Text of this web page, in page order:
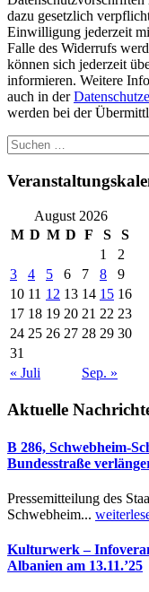
dazu gesetzlich
Einwilligung jederzeit
Falle des Widerrufs
können sich jederzeit
informieren. Weitere
auch in der
werden bei der
Suchen
nach:
August 2026
M D M D F S
S
1
2
3
4 5 6 7 8
9
10 11 12 13 14 15 16
17 18 19 20 21 22 23
24 25 26 27 28 29 30
31
« Juli
Sep. »
Aktuelle
B 286, Schwebheim-
Bundesstraße
Pressemitteilung des
Schwebheim...
Kulturwerk –
Albanien am 13.11.’25